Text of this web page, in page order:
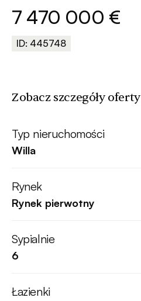
7 470 000 €
ID: 445748
Zobacz szczegóły oferty
Typ nieruchomości
Willa
Rynek
Rynek pierwotny
Sypialnie
6
Łazienki